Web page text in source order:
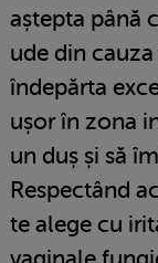
aștepta până
ude din
îndepărta
ușor în zona
un duș și să
Respectând
te alege cu